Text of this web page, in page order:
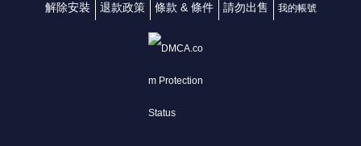
解除安裝 退款政策 條款 & 條件 請勿出售 我的帳號